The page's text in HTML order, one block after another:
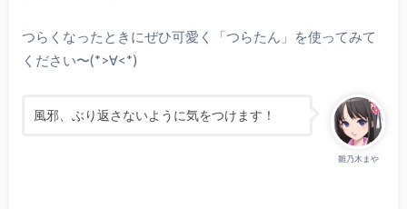
つらくなったときにぜひ可愛く「つらたん」を使ってみて
ください〜(*>∀<*)ゞ
雛乃木まや
風邪、ぶり返さないように気をつけます！